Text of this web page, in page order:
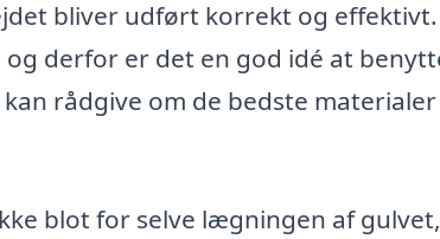
bliver udført korrekt og
derfor er det en god idé at
rådgive om de bedste
blot for selve lægningen af